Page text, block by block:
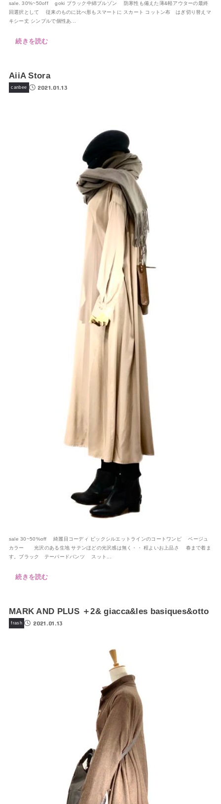
sale. 30%~50off goki ブラック中綿ブルゾン 防寒性も備えた薄&軽アウターの最終
回選択として 従来のものに比べ形もスマートに スカート コットン布 はぎ切り替えマ
キシー丈 シンプルで個性あ...
続きを読む
AiiA Stora
canbee 2021.01.13
sale 30~50%off 綺麗目コーディ ビックシルエットラインのコートワンピ ベージュ
カラー 光沢のある生地 サテンほどの光沢感は無く・・ 程よいお上品さ 春まで着ま
す。ブラック テーパードバンツ スット...
続きを読む
MARK AND PLUS ＋2& giacca&les basiques&otto
frash 2021.01.13